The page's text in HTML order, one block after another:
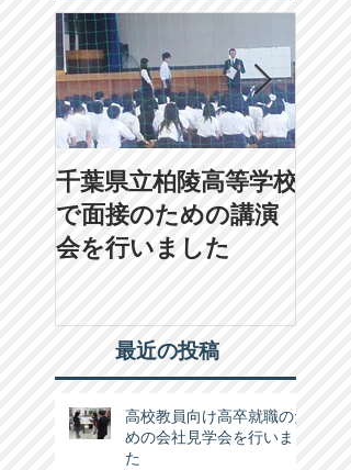
千葉県立柏陵高等学校
で面接のための講演
会を行いました
最近の投稿
高校教員向け高卒就職のた
めの会社見学会を行いまし
た